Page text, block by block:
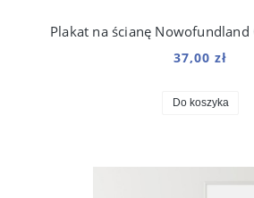
37,00 zł
Do koszyka